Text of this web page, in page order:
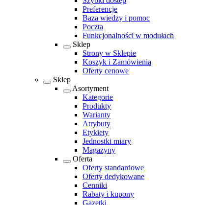
Preferencje
Baza wiedzy i pomoc
Poczta
Funkcjonalności w modułach
Sklep
Strony w Sklepie
Koszyk i Zamówienia
Oferty cenowe
Sklep
Asortyment
Kategorie
Produkty
Warianty
Atrybuty
Etykiety
Jednostki miary
Magazyny
Oferta
Oferty standardowe
Oferty dedykowane
Cenniki
Rabaty i kupony
Gazetki